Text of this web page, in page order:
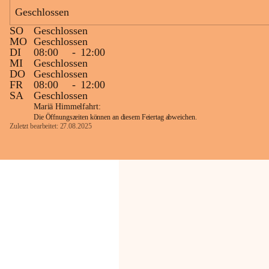
Die OMV Austria ist bemüht, für die
Bevölkerung ungewohnte, jedoch
technisch notwendige Betriebszustände so
kurz wie möglich zu halten.
Wir bitten daher die umliegende
Bevölkerung um Verständnis.
Glück Auf!
GmbH
Geschlossen
SO
Geschlossen
MO Geschlossen
DI
08:00 - 12:00
MI
Geschlossen
DO
Geschlossen
FR
08:00 - 12:00
SA
Geschlossen
Mariä Himmelfahrt:
Die Öffnungszeiten können an diesem Feiertag abweichen.
Zuletzt bearbeitet: 27.08.2025